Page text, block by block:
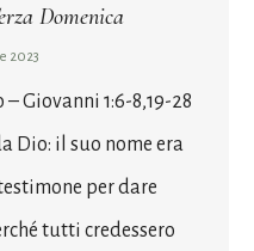
Domenica
2023
Giovanni 1:6-8,19-28
Dio: il suo nome era
per dare
tutti credessero